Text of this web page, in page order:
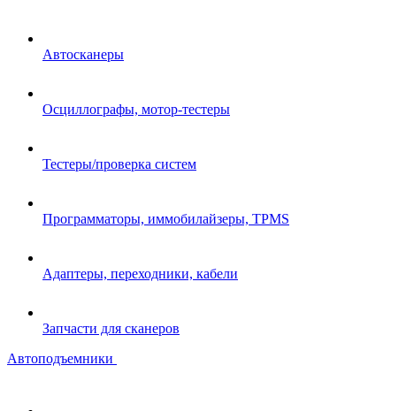
Автосканеры
Осциллографы, мотор-тестеры
Тестеры/проверка систем
Программаторы, иммобилайзеры, TPMS
Адаптеры, переходники, кабели
Запчасти для сканеров
Автоподъемники